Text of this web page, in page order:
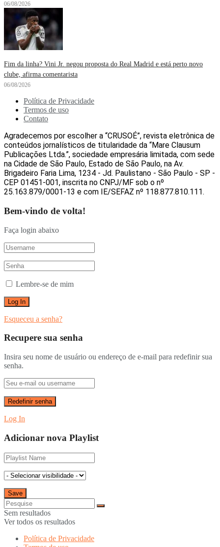
06/08/2026
Fim da linha? Vini Jr. negou proposta do Real Madrid e está perto novo
clube, afirma comentarista
06/08/2026
Política de Privacidade
Termos de uso
Contato
Agradecemos por escolher a “CRUSOÉ”, revista eletrônica de
conteúdos jornalísticos de titularidade da “Mare Clausum
Publicações Ltda.”, sociedade empresária limitada, com sede
na Cidade de São Paulo, Estado de São Paulo, na Av.
Brigadeiro Faria Lima, 1234 - Jd. Paulistano - São Paulo - SP -
CEP 01451-001, inscrita no CNPJ/MF sob o nº
25.163.879/0001-13 e com IE/SEFAZ nº 118.877.810.111.
Bem-vindo de volta!
Faça login abaixo
Lembre-se de mim
Esqueceu a senha?
Recupere sua senha
Insira seu nome de usuário ou endereço de e-mail para redefinir sua
senha.
Log In
Adicionar nova Playlist
Sem resultados
Ver todos os resultados
Política de Privacidade